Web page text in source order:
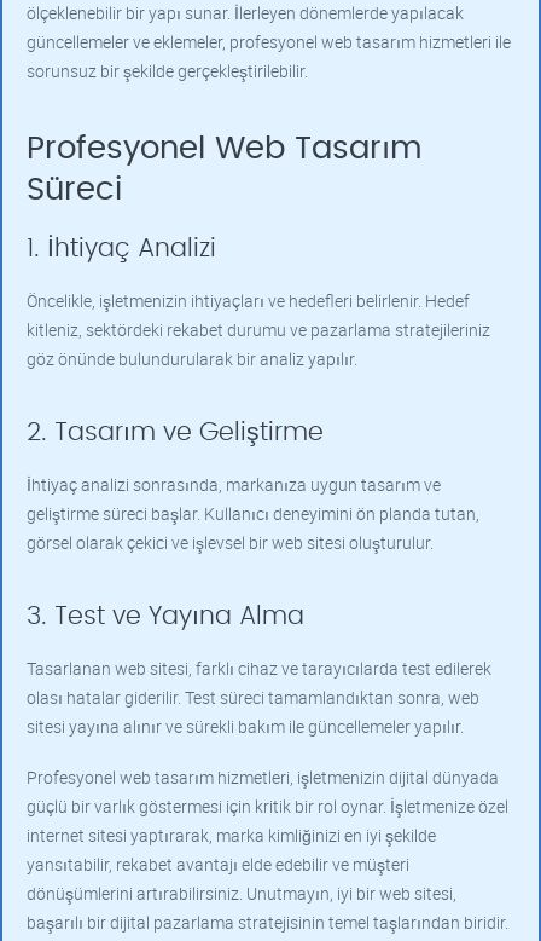
ölçeklenebilir bir yapı sunar. İlerleyen dönemlerde yapılacak
güncellemeler ve eklemeler, profesyonel web tasarım hizmetleri ile
sorunsuz bir şekilde gerçekleştirilebilir.
Profesyonel Web Tasarım
Süreci
1. İhtiyaç Analizi
Öncelikle, işletmenizin ihtiyaçları ve hedefleri belirlenir. Hedef
kitleniz, sektördeki rekabet durumu ve pazarlama stratejileriniz
göz önünde bulundurularak bir analiz yapılır.
2. Tasarım ve Geliştirme
İhtiyaç analizi sonrasında, markanıza uygun tasarım ve
geliştirme süreci başlar. Kullanıcı deneyimini ön planda tutan,
görsel olarak çekici ve işlevsel bir web sitesi oluşturulur.
3. Test ve Yayına Alma
Tasarlanan web sitesi, farklı cihaz ve tarayıcılarda test edilerek
olası hatalar giderilir. Test süreci tamamlandıktan sonra, web
sitesi yayına alınır ve sürekli bakım ile güncellemeler yapılır.
Profesyonel web tasarım hizmetleri, işletmenizin dijital dünyada
güçlü bir varlık göstermesi için kritik bir rol oynar. İşletmenize özel
internet sitesi yaptırarak, marka kimliğinizi en iyi şekilde
yansıtabilir, rekabet avantajı elde edebilir ve müşteri
dönüşümlerini artırabilirsiniz. Unutmayın, iyi bir web sitesi,
başarılı bir dijital pazarlama stratejisinin temel taşlarından biridir.